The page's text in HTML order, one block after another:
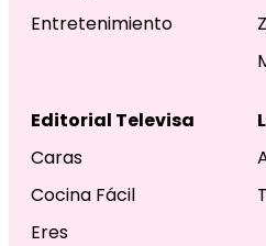
Entretenimiento
Editorial Televisa
Caras
Cocina Fácil
Eres